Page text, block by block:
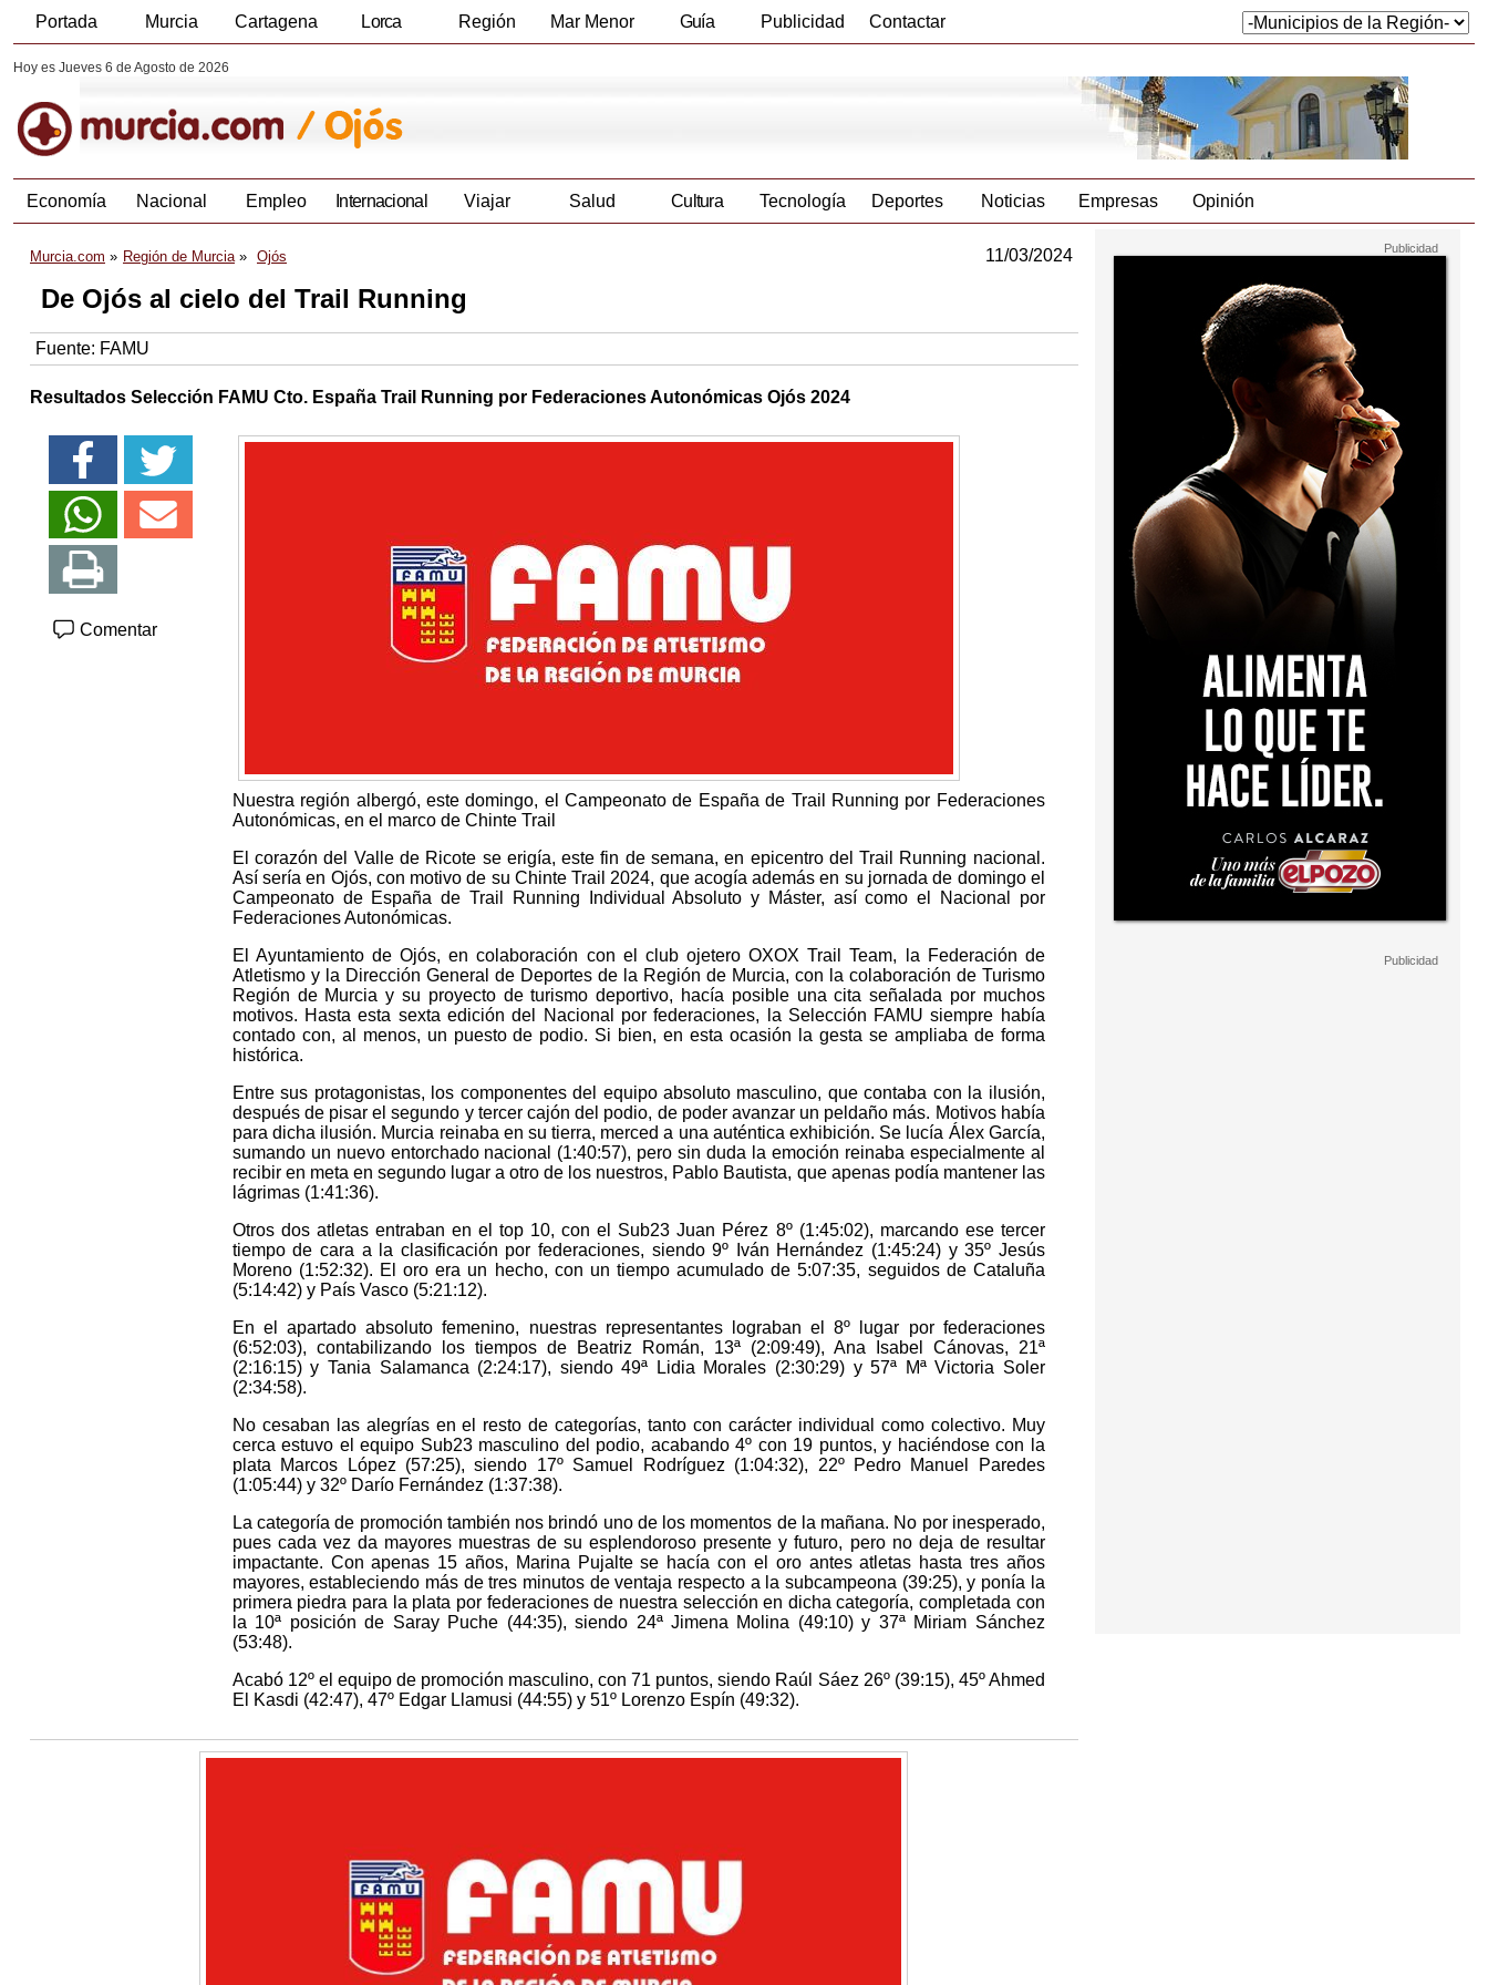
Portada Murcia Cartagena Lorca Región Mar Menor Guía Publicidad Contactar
Hoy es Jueves 6 de Agosto de 2026
Economía Nacional Empleo Internacional Viajar Salud Cultura Tecnología Deportes Noticias Empresas Opinión
Murcia.com Región de Murcia Ojós 11/03/2024
De Ojós al cielo del Trail Running
Fuente: FAMU
Resultados Selección FAMU Cto. España Trail Running por Federaciones Autonómicas Ojós 2024
Comentar
Nuestra región albergó, este domingo, el Campeonato de España de Trail Running por Federaciones
Autonómicas, en el marco de Chinte Trail
El corazón del Valle de Ricote se erigía, este fin de semana, en epicentro del Trail Running nacional.
Así sería en Ojós, con motivo de su Chinte Trail 2024, que acogía además en su jornada de domingo el
Campeonato de España de Trail Running Individual Absoluto y Máster, así como el Nacional por
Federaciones Autonómicas.
El Ayuntamiento de Ojós, en colaboración con el club ojetero OXOX Trail Team, la Federación de
Atletismo y la Dirección General de Deportes de la Región de Murcia, con la colaboración de Turismo
Región de Murcia y su proyecto de turismo deportivo, hacía posible una cita señalada por muchos
motivos. Hasta esta sexta edición del Nacional por federaciones, la Selección FAMU siempre había
contado con, al menos, un puesto de podio. Si bien, en esta ocasión la gesta se ampliaba de forma
histórica.
Entre sus protagonistas, los componentes del equipo absoluto masculino, que contaba con la ilusión,
después de pisar el segundo y tercer cajón del podio, de poder avanzar un peldaño más. Motivos había
para dicha ilusión. Murcia reinaba en su tierra, merced a una auténtica exhibición. Se lucía Álex García,
sumando un nuevo entorchado nacional (1:40:57), pero sin duda la emoción reinaba especialmente al
recibir en meta en segundo lugar a otro de los nuestros, Pablo Bautista, que apenas podía mantener las
lágrimas (1:41:36).
Otros dos atletas entraban en el top 10, con el Sub23 Juan Pérez 8º (1:45:02), marcando ese tercer
tiempo de cara a la clasificación por federaciones, siendo 9º Iván Hernández (1:45:24) y 35º Jesús
Moreno (1:52:32). El oro era un hecho, con un tiempo acumulado de 5:07:35, seguidos de Cataluña
(5:14:42) y País Vasco (5:21:12).
En el apartado absoluto femenino, nuestras representantes lograban el 8º lugar por federaciones
(6:52:03), contabilizando los tiempos de Beatriz Román, 13ª (2:09:49), Ana Isabel Cánovas, 21ª
(2:16:15) y Tania Salamanca (2:24:17), siendo 49ª Lidia Morales (2:30:29) y 57ª Mª Victoria Soler
(2:34:58).
No cesaban las alegrías en el resto de categorías, tanto con carácter individual como colectivo. Muy
cerca estuvo el equipo Sub23 masculino del podio, acabando 4º con 19 puntos, y haciéndose con la
plata Marcos López (57:25), siendo 17º Samuel Rodríguez (1:04:32), 22º Pedro Manuel Paredes
(1:05:44) y 32º Darío Fernández (1:37:38).
La categoría de promoción también nos brindó uno de los momentos de la mañana. No por inesperado,
pues cada vez da mayores muestras de su esplendoroso presente y futuro, pero no deja de resultar
impactante. Con apenas 15 años, Marina Pujalte se hacía con el oro antes atletas hasta tres años
mayores, estableciendo más de tres minutos de ventaja respecto a la subcampeona (39:25), y ponía la
primera piedra para la plata por federaciones de nuestra selección en dicha categoría, completada con
la 10ª posición de Saray Puche (44:35), siendo 24ª Jimena Molina (49:10) y 37ª Miriam Sánchez
(53:48).
Acabó 12º el equipo de promoción masculino, con 71 puntos, siendo Raúl Sáez 26º (39:15), 45º Ahmed
El Kasdi (42:47), 47º Edgar Llamusi (44:55) y 51º Lorenzo Espín (49:32).